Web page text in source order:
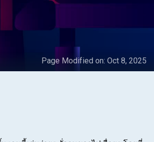
Page Modified on: Oct 8, 2025